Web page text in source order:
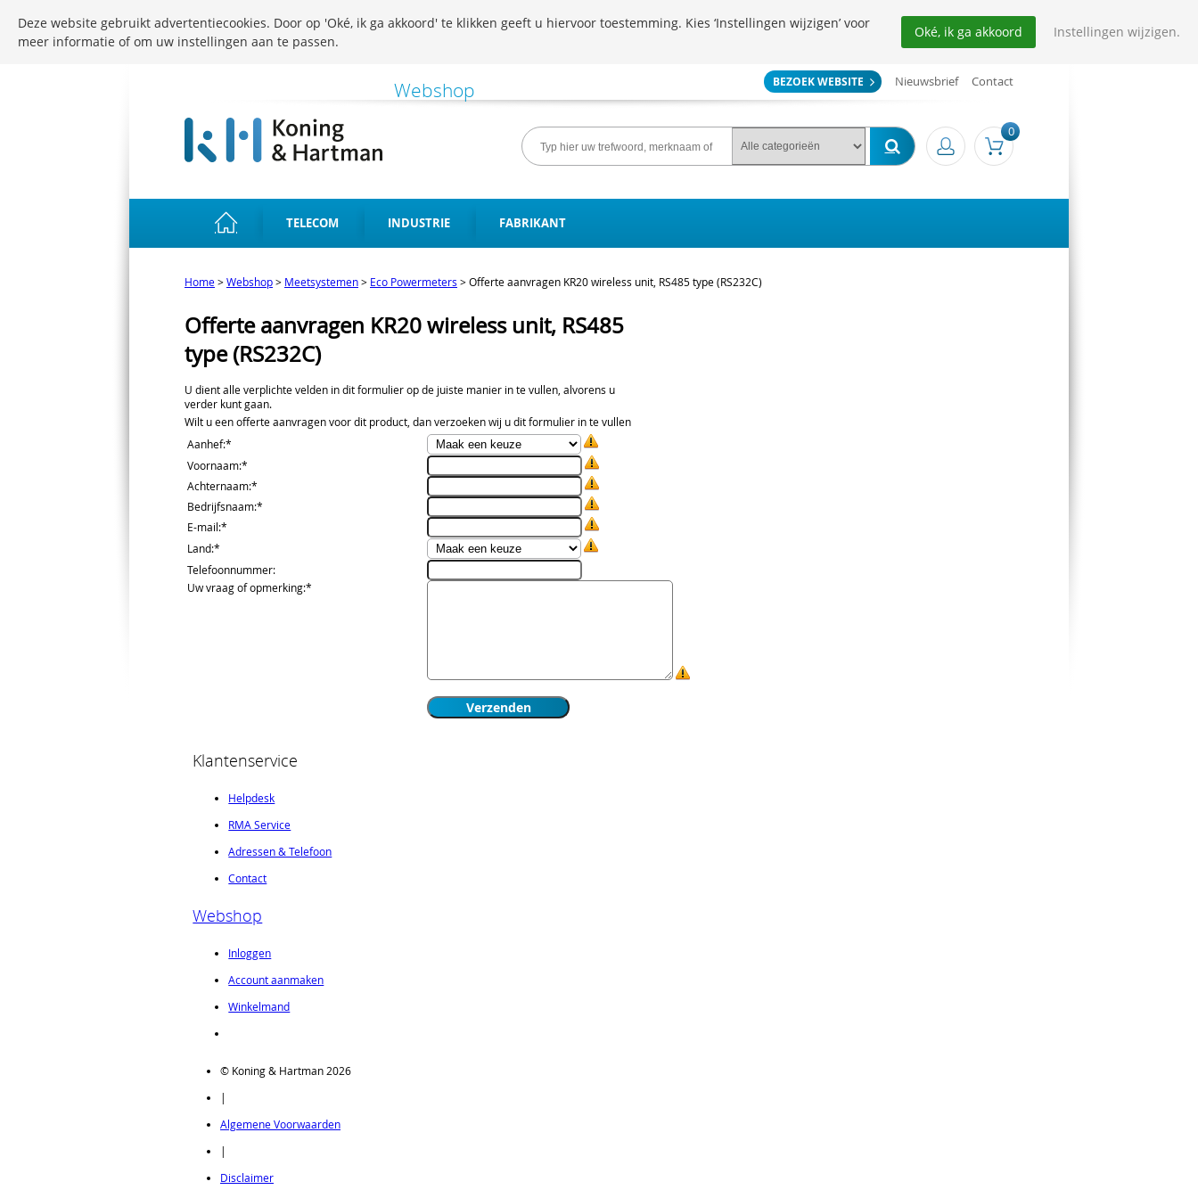
BEZOEK WEBSITE Nieuwsbrief Contact
0
TELECOM INDUSTRIE FABRIKANT
Home>Webshop> Meetsystemen> Eco Powermeters >Offerte aanvragen KR20 wireless unit, RS485 type (RS232C)
Offerte aanvragen KR20 wireless unit, RS485
type (RS232C)
U dient alle verplichte velden in dit formulier op de juiste manier in te vullen, alvorens u
verder kunt gaan.
Wilt u een offerte aanvragen voor dit product, dan verzoeken wij u dit formulier in te vullen
Aanhef:*
Voornaam:*
Achternaam:*
Bedrijfsnaam:*
E-mail:*
Land:*
Telefoonnummer:
Uw vraag of opmerking:*
Klantenservice
Helpdesk
RMA Service
Adressen & Telefoon
Contact
Webshop
Inloggen
Account aanmaken
Winkelmand
© Koning & Hartman 2026
|
Algemene Voorwaarden
|
Disclaimer
Deze website gebruikt advertentiecookies. Door op 'Oké, ik ga akkoord' te klikken geeft u hiervoor toestemming. Kies ‘Instellingen wijzigen’ voor
meer informatie of om uw instellingen aan te passen.
Oké, ik ga akkoord Instellingen wijzigen.